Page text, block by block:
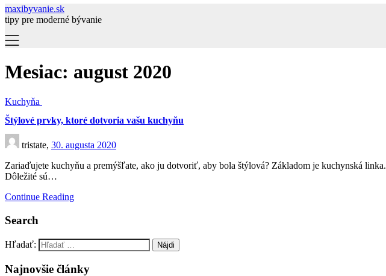
maxibyvanie.sk
tipy pre moderné bývanie
Mesiac: august 2020
Kuchyňa
Štýlové prvky, ktoré dotvoria vašu kuchyňu
tristate, 30. augusta 2020
Zariaďujete kuchyňu a premýšľate, ako ju dotvoriť, aby bola štýlová? Základom je kuchynská linka.
Dôležité sú…
Continue Reading
Search
Hľadať:
Najnovšie články